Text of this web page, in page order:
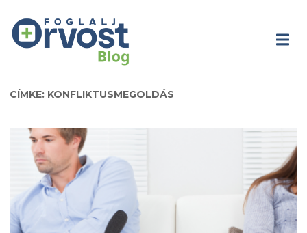
CÍMKE: KONFLIKTUSMEGOLDÁS